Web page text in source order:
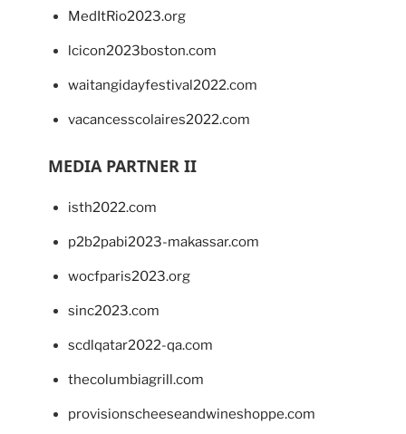
MedItRio2023.org
lcicon2023boston.com
waitangidayfestival2022.com
vacancesscolaires2022.com
MEDIA PARTNER II
isth2022.com
p2b2pabi2023-makassar.com
wocfparis2023.org
sinc2023.com
scdlqatar2022-qa.com
thecolumbiagrill.com
provisionscheeseandwineshoppe.com